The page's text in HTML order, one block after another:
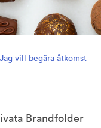
Jag vill begära åtkomst
Brandfolder